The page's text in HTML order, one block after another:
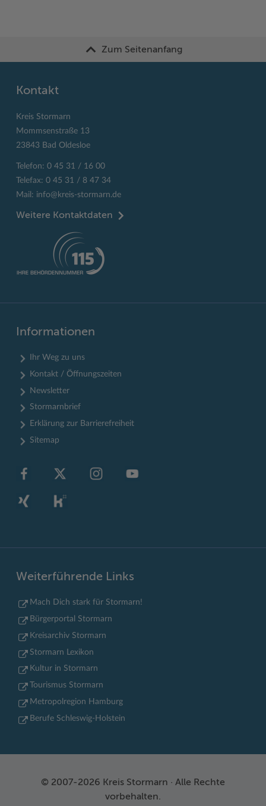
Zum Seitenanfang
Kontakt
Kreis Stormarn
Mommsenstraße 13
23843 Bad Oldesloe
Telefon: 0 45 31 / 16 00
Telefax: 0 45 31 / 8 47 34
Mail: info@kreis-stormarn.de
Weitere Kontaktdaten
Informationen
Ihr Weg zu uns
Kontakt / Öffnungszeiten
Newsletter
Stormarnbrief
Erklärung zur Barrierefreiheit
Sitemap
Weiterführende Links
Mach Dich stark für Stormarn!
Bürgerportal Stormarn
Kreisarchiv Stormarn
Stormarn Lexikon
Kultur in Stormarn
Tourismus Stormarn
Metropolregion Hamburg
Berufe Schleswig-Holstein
© 2007-2026 Kreis Stormarn · Alle Rechte
vorbehalten.